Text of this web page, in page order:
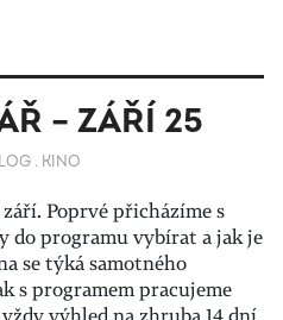
– ZÁŘÍ 25
. KINO
Poprvé přicházíme s
do programu vybírat a jak je
se týká samotného
s programem pracujeme